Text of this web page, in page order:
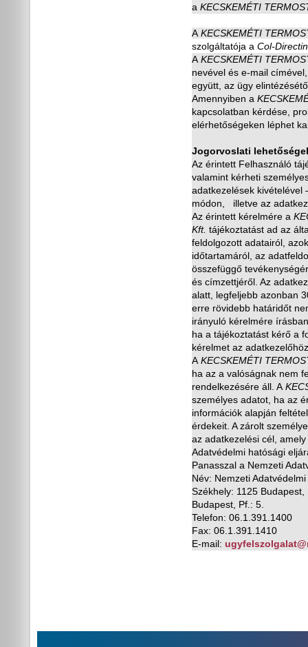
a KECSKEMÉTI
A KECSKEMÉTI
szolgáltatója a Col-
A KECSKEMÉTI
nevével és e-mail
együtt, az ügy elintézésétő
Amennyiben a
kapcsolatban kérdése,
elérhetőségeken léphet
Jogorvoslati lehető
Az érintett Felhasználó
valamint kérheti
adatkezelések kivételével
módon, illetve az
Az érintett kérelmére a
Kft. tájékoztatást ad az
feldolgozott adatairól,
időtartamáról, az
összefüggő tevékenységér
és címzettjéről. Az
alatt, legfeljebb azonban
erre rövidebb határidőt
irányuló kérelmére
ha a tájékoztatást kérő a
kérelmet az adatkezelő
A KECSKEMÉTI
ha az a valóságnak nem
rendelkezésére áll. A
személyes adatot, ha az
információk alapján
érdekeit. A zárolt
az adatkezelési cél,
Adatvédelmi hatósági
Panasszal a Nemzeti
Név: Nemzeti
Székhely: 1125
Budapest, Pf.: 5.
Telefon: 06.1.391.1400
Fax: 06.1.391.1410
E-mail: